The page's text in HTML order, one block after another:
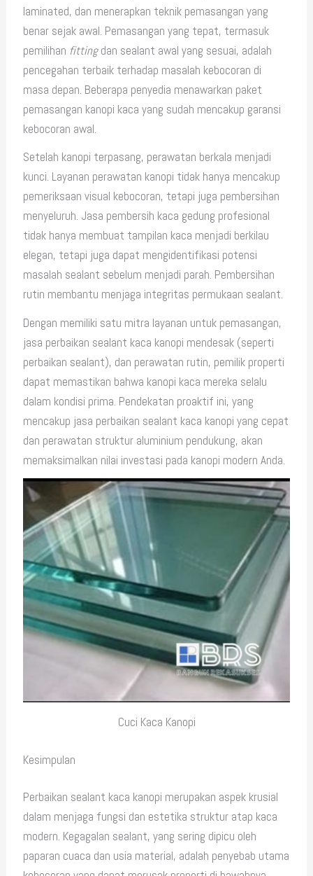
laminated, dan menerapkan teknik pemasangan yang
benar sejak awal. Pemasangan yang tepat, termasuk
pemilihan fittingdan sealant awal yang sesuai, adalah
pencegahan terbaik terhadap masalah kebocoran di
masa depan. Beberapa penyedia menawarkan paket
pemasangan kanopi kaca yang sudah mencakup garansi
kebocoran awal.
Setelah kanopi terpasang, perawatan berkala menjadi
kunci. Layanan perawatan kanopi tidak hanya mencakup
pemeriksaan visual kebocoran, tetapi juga pembersihan
menyeluruh. Jasa pembersih kaca gedung profesional
tidak hanya membuat tampilan kaca menjadi berkilau
elegan, tetapi juga dapat mengidentifikasi potensi
masalah sealant sebelum menjadi parah. Pembersihan
rutin membantu menjaga integritas permukaan sealant.
Dengan memiliki satu mitra layanan untuk pemasangan,
jasa perbaikan sealant kaca kanopi mendesak (seperti
perbaikan sealant), dan perawatan rutin, pemilik properti
dapat memastikan bahwa kanopi kaca mereka selalu
dalam kondisi prima. Pendekatan proaktif ini, yang
mencakup jasa perbaikan sealant kaca kanopi yang cepat
dan perawatan struktur aluminium pendukung, akan
memaksimalkan nilai investasi pada kanopi modern Anda.
Cuci Kaca Kanopi
Kesimpulan
Perbaikan sealant kaca kanopi merupakan aspek krusial
dalam menjaga fungsi dan estetika struktur atap kaca
modern. Kegagalan sealant, yang sering dipicu oleh
paparan cuaca dan usia material, adalah penyebab utama